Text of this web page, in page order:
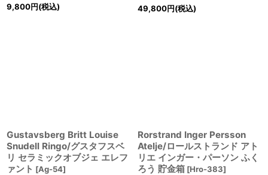
9,800円(税込)
49,800円(税込)
Gustavsberg Britt Louise
Snudell Ringo/グスタフスベ
リ セラミックオブジェ エレフ
ァント [Ag-54]
Rorstrand Inger Persson
Atelje/ロールストランド アト
リエ インガー・パーソン ふく
ろう 貯金箱 [Hro-383]